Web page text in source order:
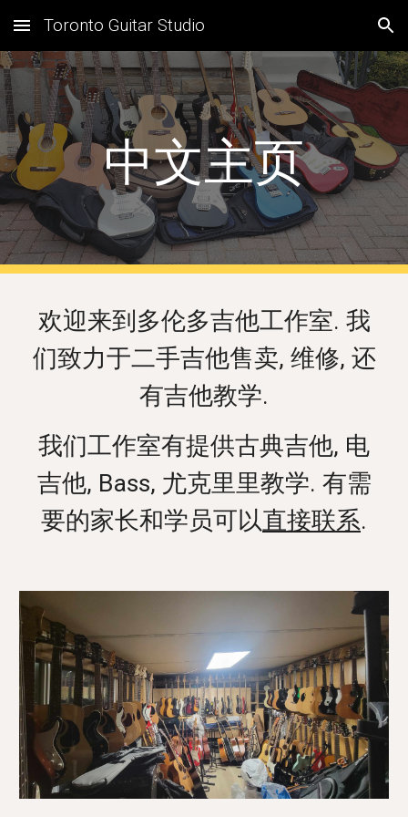
Skip to main content Skip to navigation
Toronto Guitar Studio
中文主页
欢迎来到多伦多吉他工作室. 我
们致力于二手吉他售卖, 维修, 还
有吉他教学.
我们工作室有提供古典吉他, 电
吉他, Bass, 尤克里里教学. 有需
要的家长和学员可以直接联系.